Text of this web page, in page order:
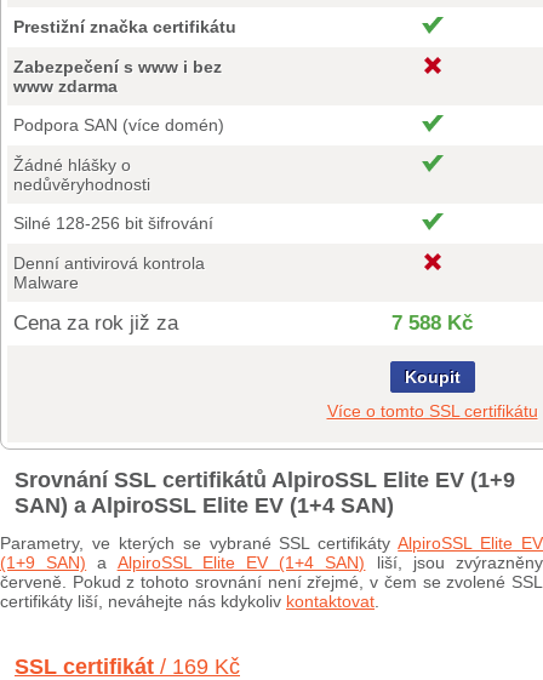
Prestižní značka certifikátu
Zabezpečení s www i bez
www zdarma
Podpora SAN (více domén)
Žádné hlášky o
nedůvěryhodnosti
Silné 128-256 bit šifrování
Denní antivirová kontrola
Malware
Cena za rok již za 7 588 Kč
Koupit
Více o tomto SSL certifikátu
Srovnání SSL certifikátů AlpiroSSL Elite EV (1+9
SAN) a AlpiroSSL Elite EV (1+4 SAN)
Parametry, ve kterých se vybrané SSL certifikátyAlpiroSSL Elite EV
(1+9 SAN) a AlpiroSSL Elite EV (1+4 SAN) liší, jsou zvýrazněny
červeně. Pokud z tohoto srovnání není zřejmé, v čem se zvolené SSL
certifikáty liší, neváhejte nás kdykoliv kontaktovat
SSL certifikát / 169 Kč